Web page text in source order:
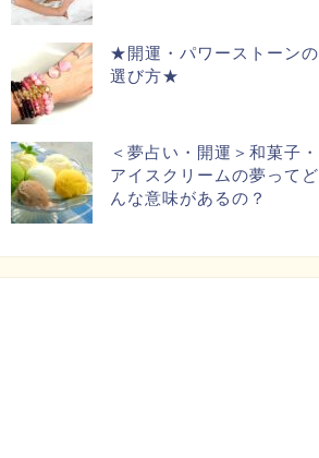
★開運・パワーストーンの
選び方★
＜夢占い・開運＞和菓子・
アイスクリームの夢ってど
んな意味があるの？